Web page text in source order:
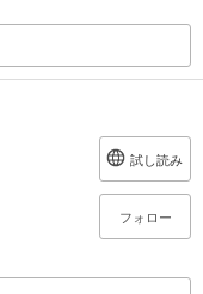
試し読み
フォロー